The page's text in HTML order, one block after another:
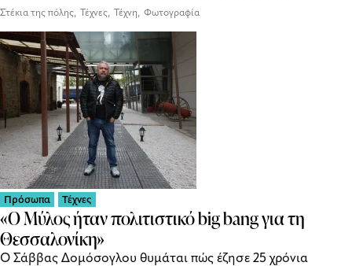
Στέκια της πόλης, Τέχνες, Τέχνη, Φωτογραφία
Πρόσωπα Τέχνες
«Ο Μύλος ήταν πολιτιστικό big bang για τη
Θεσσαλονίκη»
Ο Σάββας Δομόσογλου θυμάται πώς έζησε 25 χρόνια